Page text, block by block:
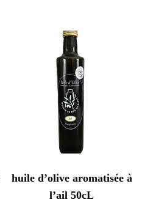
huile d’olive aromatisée à
l’ail 50cL